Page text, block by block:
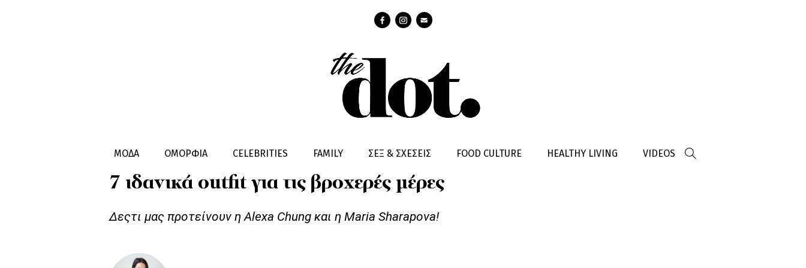
ΜΟΔΑ ΟΜΟΡΦΙΑ CELEBRITIES FAMILY ΣΕΞ & ΣΧΕΣΕΙΣ FOOD CULTURE HEALTHY LIVING VIDEOS
ΜΟΔΑ STYLE GUIDES WHAT TO WEAR ΜΟΔΑ CELEBS & INFLUENCERS
7 ιδανικά outfit για τις βροχερές μέρες
Δεςτι μας προτείνουν η Alexa Chung και η Maria Sharapova!